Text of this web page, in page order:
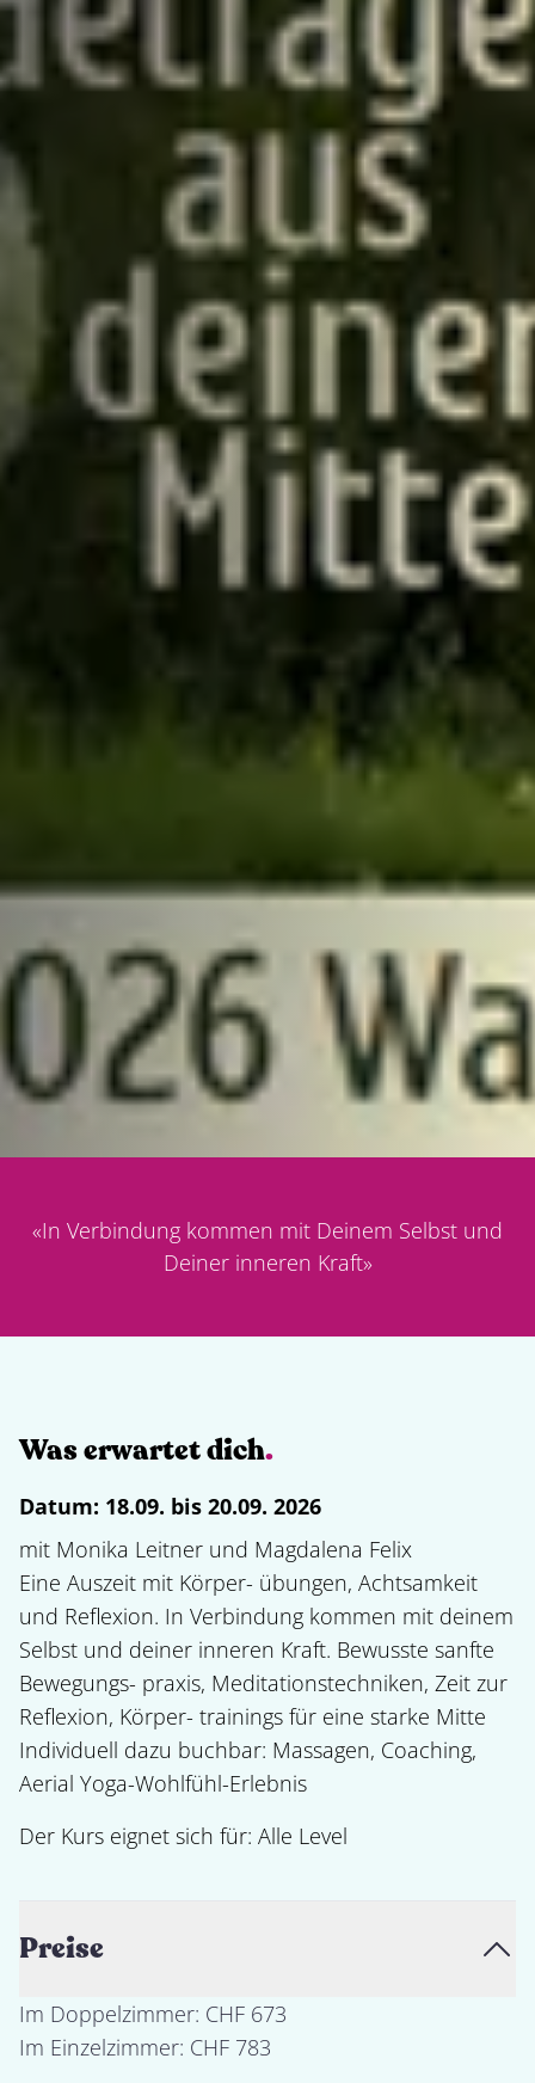
«In Verbindung kommen mit Deinem Selbst und
Deiner inneren Kraft»
Was erwartet dich.
Datum: 18.09. bis 20.09. 2026
mit Monika Leitner und Magdalena Felix
Eine Auszeit mit Körper- übungen, Achtsamkeit
und Reflexion. In Verbindung kommen mit deinem
Selbst und deiner inneren Kraft. Bewusste sanfte
Bewegungs- praxis, Meditationstechniken, Zeit zur
Reflexion, Körper- trainings für eine starke Mitte
Individuell dazu buchbar: Massagen, Coaching,
Der Kurs eignet sich für: Alle Level
Preise
Im Doppelzimmer: CHF 673